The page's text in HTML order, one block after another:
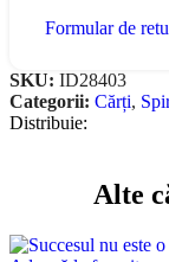
Formular de
SKU: ID28403
Categorii: Cărți,
Distribuie:
Alte